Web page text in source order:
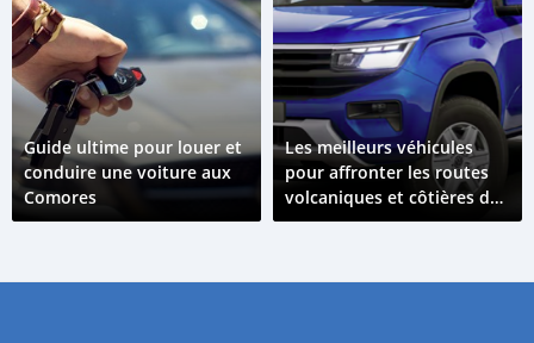
Guide ultime pour louer et
conduire une voiture aux
Comores
Les meilleurs véhicules
pour affronter les routes
volcaniques et côtières des
Comores